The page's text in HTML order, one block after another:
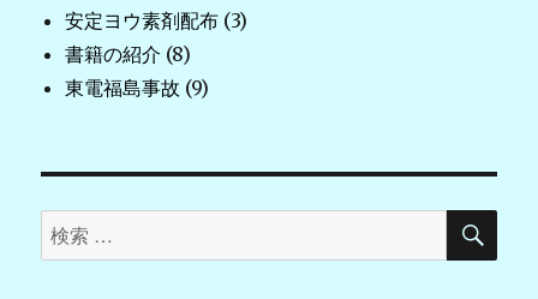
安定ヨウ素剤配布 (3)
書籍の紹介 (8)
東電福島事故 (9)
検
索
検